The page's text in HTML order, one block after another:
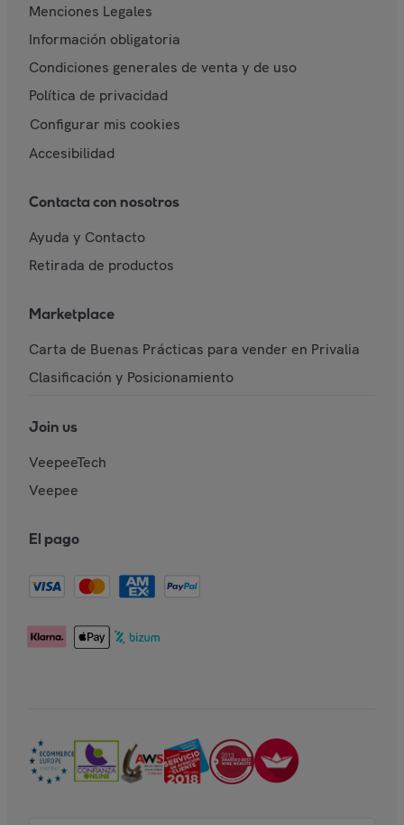
Menciones Legales
Información obligatoria
Condiciones generales de venta y de uso
Política de privacidad
Configurar mis cookies
Accesibilidad
Contacta con nosotros
Ayuda y Contacto
Retirada de productos
Marketplace
Carta de Buenas Prácticas para vender en Privalia
Clasificación y Posicionamiento
Join us
VeepeeTech
Veepee
El pago